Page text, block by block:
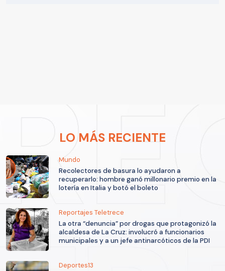
LO MÁS RECIENTE
Mundo
Recolectores de basura lo ayudaron a
recuperarlo: hombre ganó millonario premio en la
lotería en Italia y botó el boleto
Reportajes Teletrece
La otra “denuncia” por drogas que protagonizó la
alcaldesa de La Cruz: involucró a funcionarios
municipales y a un jefe antinarcóticos de la PDI
Deportes13